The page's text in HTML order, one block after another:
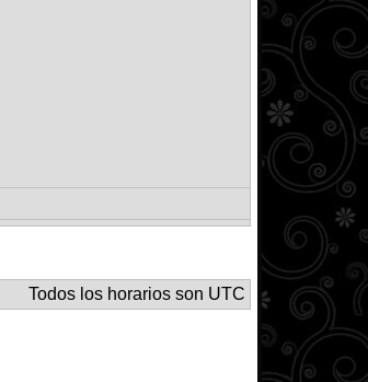
Todos los horarios son UTC